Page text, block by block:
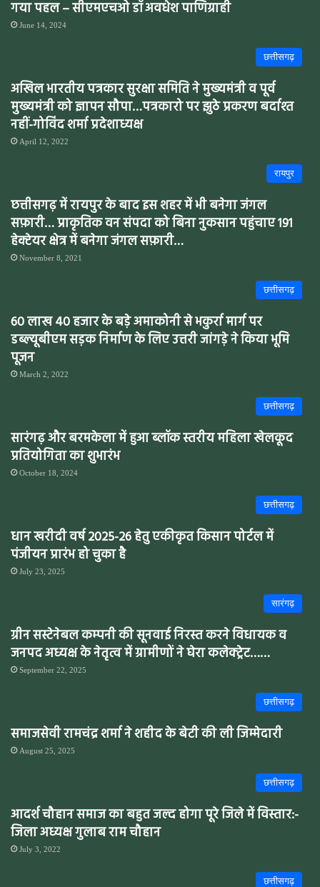
गया पहल – सीएमएचओ डॉ अवधेश पाणिग्राही
June 14, 2024
छत्तीसगढ़
अखिल भारतीय पत्रकार सुरक्षा समिति ने मुख्यमंत्री व पूर्व
मुख्यमंत्री को ज्ञापन सौपा…पत्रकारो पर झुठे प्रकरण बर्दाश्त
नहीं-गोविंद शर्मा प्रदेशाध्यक्ष
April 12, 2022
रायपुर
छत्तीसगढ़ में रायपुर के बाद इस शहर में भी बनेगा जंगल
सफ़ारी… प्राकृतिक वन संपदा को बिना नुकसान पहुंचाए 191
हेक्टेयर क्षेत्र में बनेगा जंगल सफ़ारी…
November 8, 2021
छत्तीसगढ़
60 लाख 40 हजार के बड़े अमाकोनी से भकुर्रा मार्ग पर
डब्ल्यूबीएम सड़क निर्माण के लिए उत्तरी जांगड़े ने किया भूमि
पूजन
March 2, 2022
छत्तीसगढ़
सारंगढ़ और बरमकेला में हुआ ब्लॉक स्तरीय महिला खेलकूद
प्रतियोगिता का शुभारंभ
October 18, 2024
छत्तीसगढ़
धान खरीदी वर्ष 2025-26 हेतु एकीकृत किसान पोर्टल में
पंजीयन प्रारंभ हो चुका है
July 23, 2025
सारंगढ़
ग्रीन सस्टेनेबल कम्पनी की सूनवाई निरस्त करने विधायक व
जनपद अध्यक्ष के नेतृत्व में ग्रामीणों ने घेरा कलेक्ट्रेट……
September 22, 2025
छत्तीसगढ़
समाजसेवी रामचंद्र शर्मा ने शहीद के बेटी की ली जिम्मेदारी
August 25, 2025
छत्तीसगढ़
आदर्श चौहान समाज का बहुत जल्द होगा पूरे जिले में विस्तार:-
जिला अध्यक्ष गुलाब राम चौहान
July 3, 2022
छत्तीसगढ़